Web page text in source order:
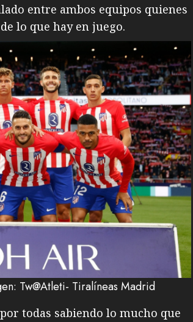
entre ambos equipos quienes
lo que hay en juego.
Tw@Atleti- Tiralíneas Madrid
todas sabiendo lo mucho que